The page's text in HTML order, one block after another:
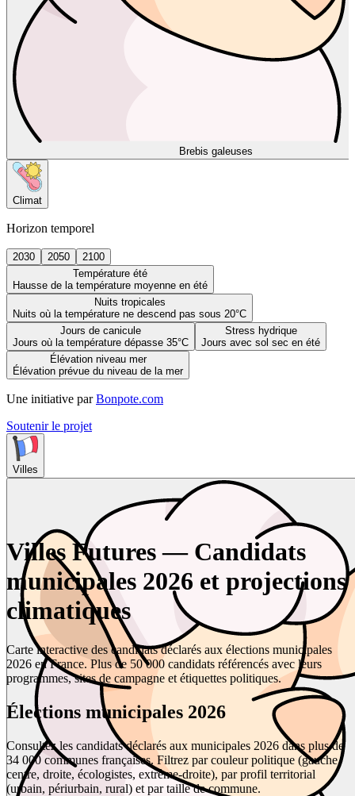
Brebis galeuses
Climat
Horizon temporel
2030 2050
2100
Température été
Hausse de la température moyenne en été
Nuits tropicales
Nuits où la température ne descend pas sous 20°C
Jours de canicule
Jours où la température dépasse 35°C
Stress hydrique
Jours avec sol sec en été
Élévation niveau mer
Élévation prévue du niveau de la mer
Une initiative par Bonpote.com
Soutenir le projet
Villes
Villes Futures — Candidats
municipales 2026 et projections
climatiques
Carte interactive des candidats déclarés aux élections municipales
2026 en France. Plus de 50 000 candidats référencés avec leurs
programmes, sites de campagne et étiquettes politiques.
Élections municipales 2026
Consultez les candidats déclarés aux municipales 2026 dans plus de
34 000 communes françaises. Filtrez par couleur politique (gauche,
centre, droite, écologistes, extrême-droite), par profil territorial
(urbain, périurbain, rural) et par taille de commune.